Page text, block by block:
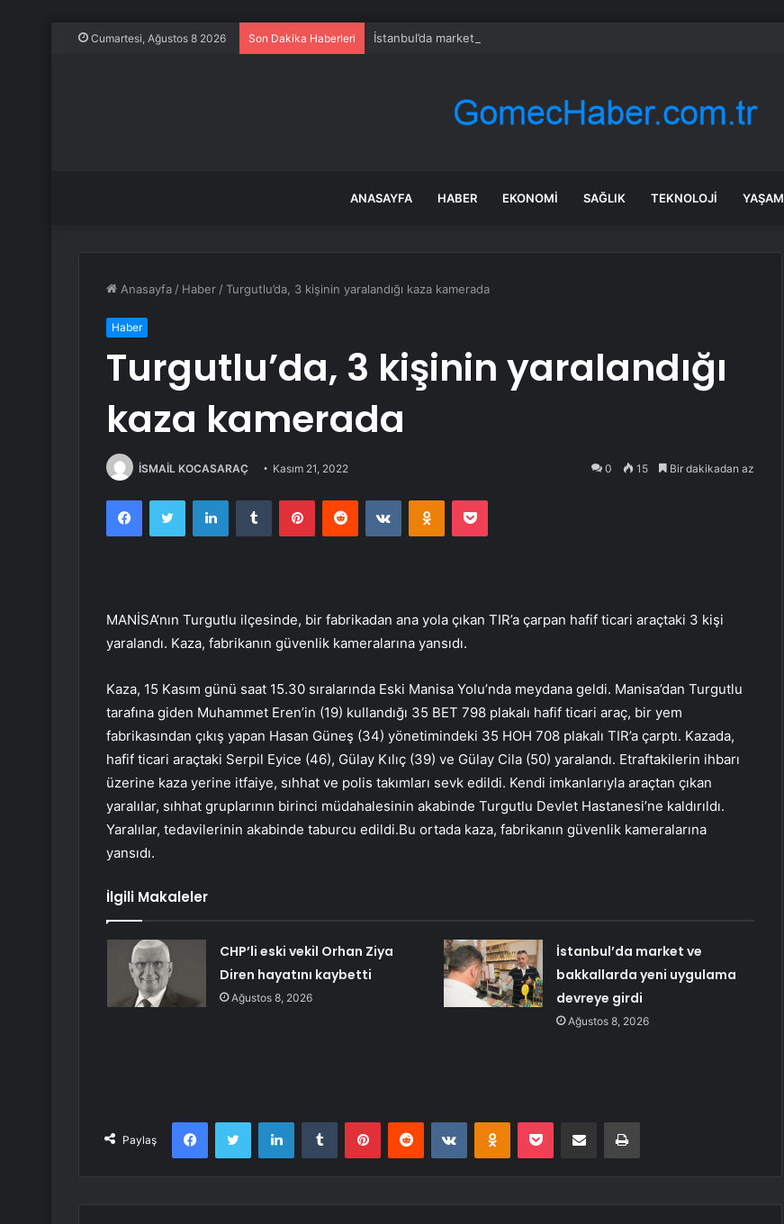
Cumartesi, Ağustos 8 2026 Son Dakika Haberleri İstanbul’da market ve bakkallarda yeni uygulama devreye girdi
ANASAYFA HABER EKONOMI SAĞLIK TEKNOLOJI YAŞAM
Anasayfa / Haber /Turgutlu’da, 3 kişinin yaralandığı kaza kamerada
Haber
Turgutlu’da, 3 kişinin yaralandığı
kaza kamerada
İSMAİL KOCASARAÇ Kasım 21, 2022 0 15 Bir dakikadan az
FacebookTwitter LinkedInTumblr PinterestReddit VKontakteOdnoklassniki
Pocket
MANİSA’nın Turgutlu ilçesinde, bir fabrikadan ana yola çıkan TIR’a çarpan hafif ticari araçtaki 3 kişi
yaralandı. Kaza, fabrikanın güvenlik kameralarına yansıdı.
Kaza, 15 Kasım günü saat 15.30 sıralarında Eski Manisa Yolu’nda meydana geldi. Manisa’dan Turgutlu
tarafına giden Muhammet Eren’in (19) kullandığı 35 BET 798 plakalı hafif ticari araç, bir yem
fabrikasından çıkış yapan Hasan Güneş (34) yönetimindeki 35 HOH 708 plakalı TIR’a çarptı. Kazada,
hafif ticari araçtaki Serpil Eyice (46), Gülay Kılıç (39) ve Gülay Cila (50) yaralandı. Etraftakilerin ihbarı
üzerine kaza yerine itfaiye, sıhhat ve polis takımları sevk edildi. Kendi imkanlarıyla araçtan çıkan
yaralılar, sıhhat gruplarının birinci müdahalesinin akabinde Turgutlu Devlet Hastanesi’ne kaldırıldı.
Yaralılar, tedavilerinin akabinde taburcu edildi.Bu ortada kaza, fabrikanın güvenlik kameralarına
yansıdı.
İlgili Makaleler
CHP’li eski vekil Orhan Ziya
Diren hayatını kaybetti
Ağustos 8, 2026
İstanbul’da market ve
bakkallarda yeni uygulama
devreye girdi
Ağustos 8, 2026
Paylaş
FacebookTwitter LinkedInTumblr PinterestReddit VKontakteOdnoklassniki
Pocket E-Posta ile paylaş Yazdır